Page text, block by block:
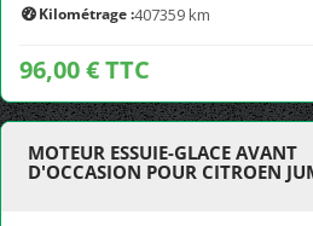
Kilométrage :407359 km
96,00 € TTC
MOTEUR ESSUIE-GLACE AVANT
D'OCCASION POUR CITROEN